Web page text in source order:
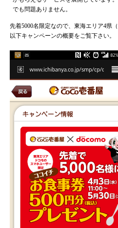
でも問題ありません。
先着5000名限定なので、東海エリア4県
以下キャンペーンの概要をご覧下さい。